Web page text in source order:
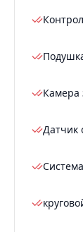
Камера
Датчик